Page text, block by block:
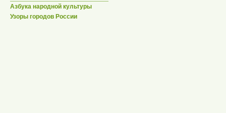
Азбука народной культуры
Узоры городов России